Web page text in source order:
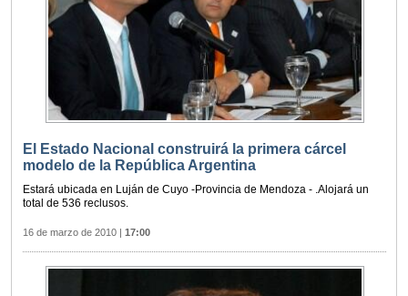
El Estado Nacional construirá la primera cárcel
modelo de la República Argentina
Estará ubicada en Luján de Cuyo -Provincia de Mendoza - .Alojará un
total de 536 reclusos.
16 de marzo de 2010 | 17:00